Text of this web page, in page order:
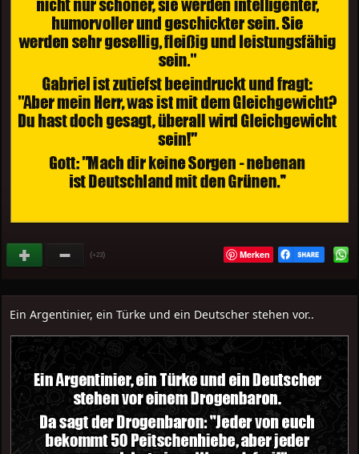
(+23) Merken
Ein Argentinier, ein Türke und ein Deutscher stehen vor..